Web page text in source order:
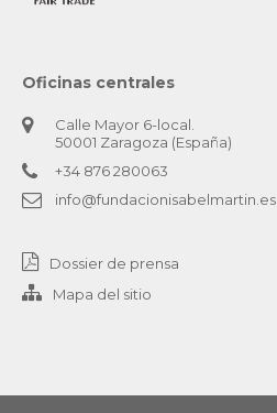
Oficinas centrales
Calle Mayor 6-local.
50001 Zaragoza (España)
+34 876 280063
info@fundacionisabelmartin.es
Dossier de prensa
Mapa del sitio